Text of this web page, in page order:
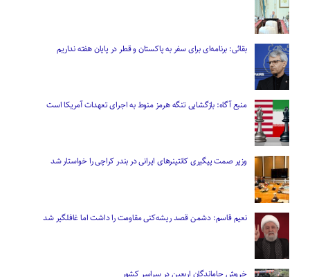
بقائی: برنامه‌ای برای سفر به پاکستان و قطر در پایان هفته نداریم
منبع آگاه: بازگشایی تنگه هرمز منوط به اجرای تعهدات آمریکا است
وزیر صمت پیگیری کانتینر‌های ایرانی در بندر کراچی را خواستار شد
نعیم قاسم: دشمن قصد ریشه‌کنی مقاومت را داشت اما غافلگیر شد
خروش جاماندگان اربعین در سراسر کشور